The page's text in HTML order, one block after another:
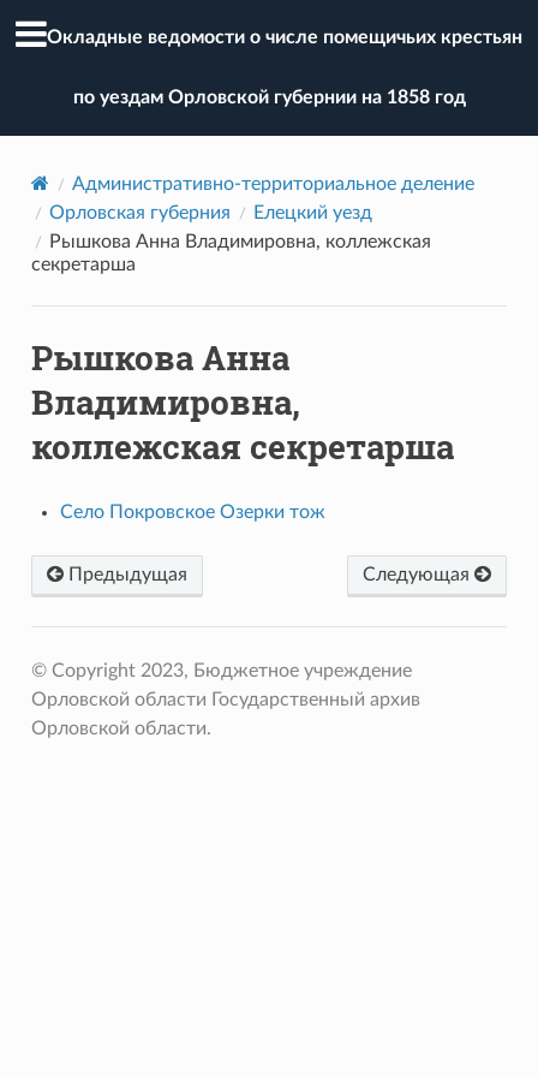
Окладные ведомости о числе помещичьих крестьян
по уездам Орловской губернии на 1858 год
Административно-территориальное деление
Орловская губерния
Елецкий уезд
Рышкова Анна Владимировна, коллежская
секретарша
Рышкова Анна
Владимировна,
коллежская секретарша
Село Покровское Озерки тож
Предыдущая Следующая
© Copyright 2023, Бюджетное учреждение
Орловской области Государственный архив
Орловской области.